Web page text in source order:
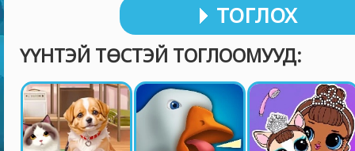
ТОГЛОХ
ҮҮНТЭЙ ТӨСТЭЙ ТОГЛООМУУД: